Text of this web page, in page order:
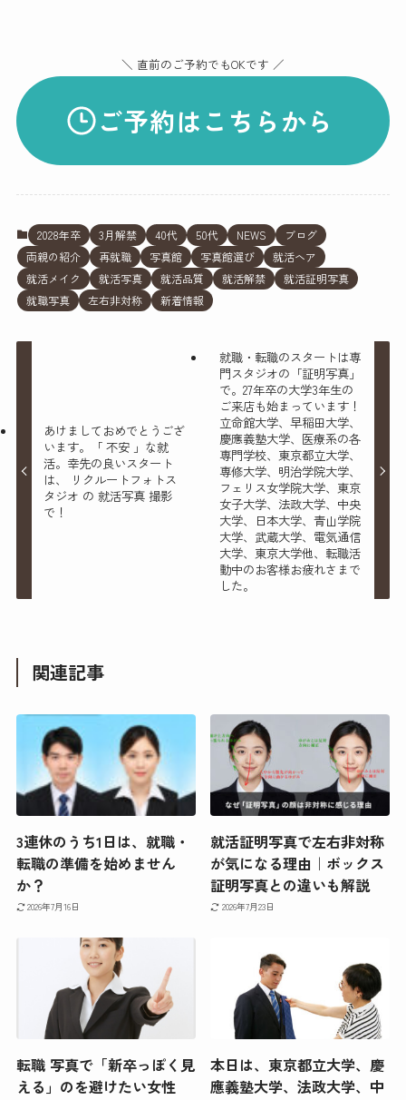
＼ 直前のご予約でもOKです ／
ご予約はこちらから
2028年卒 3月解禁 40代 50代 NEWS
ブログ
両親の紹介
再就職 写真館 写真館選び
就活ヘア
就活メイク
就活写真 就活品質 就活解禁
就活証明写真
就職写真
左右非対称 新着情報
あけましておめでとうござ
います。「 不安 」な就
活。幸先の良いスタート
は、 リクルートフォトス
タジオ の 就活写真 撮影
で！
就職・転職のスタートは専
門スタジオの「証明写真」
で。27年卒の大学3年生の
ご来店も始まっています！
立命館大学、早稲田大学、
慶應義塾大学、医療系の各
専門学校、東京都立大学、
専修大学、明治学院大学、
フェリス女学院大学、東京
女子大学、法政大学、中央
大学、日本大学、青山学院
大学、武蔵大学、電気通信
大学、東京大学他、転職活
動中のお客様お疲れさまで
した。
関連記事
3連休のうち1日は、就職・
転職の準備を始めません
か？
2026年7月16日
就活証明写真で左右非対称
が気になる理由｜ボックス
証明写真との違いも解説
2026年7月23日
転職 写真で「新卒っぽく見
える」のを避けたい女性
本日は、東京都立大学、慶
應義塾大学、法政大学、中